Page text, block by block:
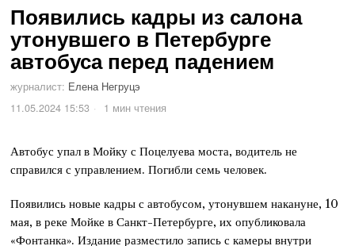
Появились кадры из салона
утонувшего в Петербурге
автобуса перед падением
журналист: Елена Негруцэ
11.05.2024 15:53
1 мин чтения
Автобус упал в Мойку с Поцелуева моста, водитель не
справился с управлением. Погибли семь человек.
Появились новые кадры с автобусом, утонувшем накануне, 10
мая, в реке Мойке в Санкт-Петербурге, их опубликовала
«Фонтанка». Издание разместило запись с камеры внутри